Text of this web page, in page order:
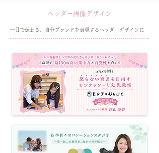
ヘッダー画像デザイン
一目で伝わる、自分ブランドを表現するヘッダーデザインに